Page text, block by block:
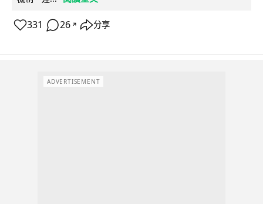
331 26 ↗ 分享
ADVERTISEMENT